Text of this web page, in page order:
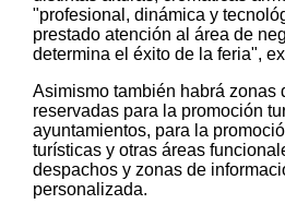
"profesional, dinámica y
prestado atención al área de
determina el éxito de la feria",
Asimismo también habrá zonas
reservadas para la promoción
ayuntamientos, para la
turísticas y otras áreas
despachos y zonas de
personalizada.